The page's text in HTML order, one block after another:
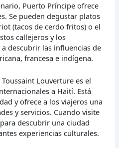
Puerto Príncipe ofrece
Se pueden degustar platos
(tacos de cerdo fritos) o el
callejeros y los
descubrir las influencias de
francesa e indígena.
Louverture es el
a Haití. Está
y ofrece a los viajeros una
y servicios. Cuando visite
descubrir una ciudad
experiencias culturales.